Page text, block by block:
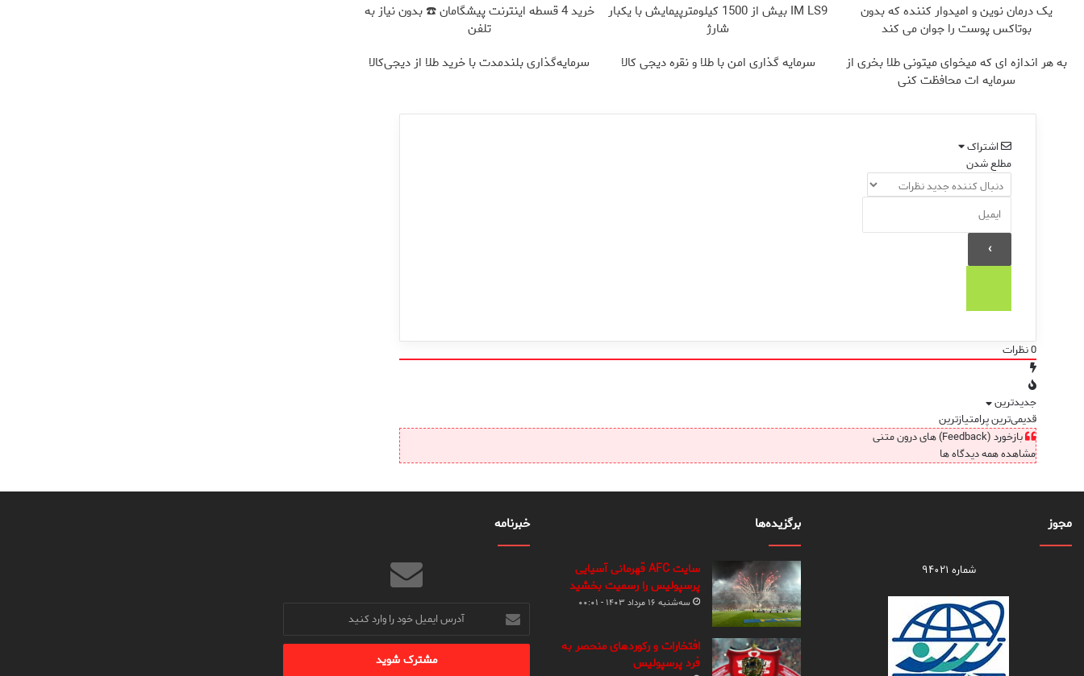
یک درمان نوین و امیدوار کننده که بدون
بوتاکس پوست را جوان می کند
IM LS9 بیش از 1500 کیلومترپیمایش با یکبار
شارژ
خرید 4 قسطه اینترنت پیشگامان ☎️ بدون نیاز به
تلفن
به هر اندازه ای که میخوای میتونی طلا بخری از
سرمایه ات محافظت کنی
سرمایه گذاری امن با طلا و نقره دیجی کالا سرمایه‌گذاری بلندمدت با خرید طلا از دیجی‌کالا
اشتراک
مطلع شدن
0نظرات
جدیدترین
قدیمی‌ترینپرامتیازترین
بازخورد (Feedback) های درون متنی
مشاهده همه دیدگاه ها
مجوز
شماره ۹۴۰۲۱
برگزیده‌ها
سایت AFC قهرمانی آسیایی
پرسپولیس را رسمیت بخشید
سه‌شنبه ۱۶ مرداد ۱۴۰۳ - ۰۰:۰۱
افتخارات و رکوردهای منحصر به
فرد پرسپولیس
خبرنامه
آدرس
ایمیل
خود